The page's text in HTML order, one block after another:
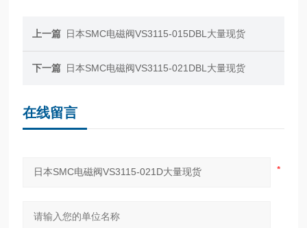
上一篇 日本SMC电磁阀VS3115-015DBL大量现货
下一篇 日本SMC电磁阀VS3115-021DBL大量现货
在线留言